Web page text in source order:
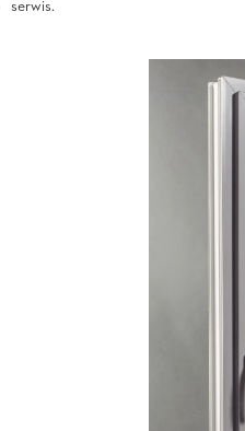
serwis.